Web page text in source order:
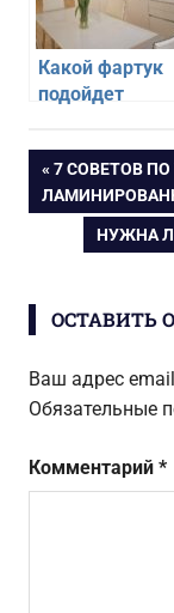
условиях
Какой фартук
подойдет
ПРЕДЫДУЩАЯ
ЗАПИСЬ:
7 СОВЕТОВ
НУЖНА
ОСТАВИТЬ
Ваш адрес
Обязательные
Комментарий *